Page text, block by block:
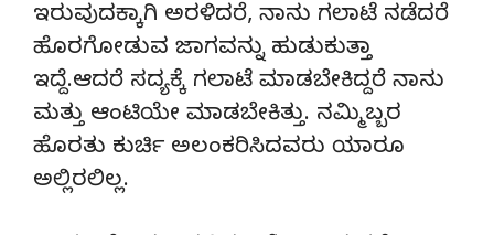
ಇರುವುದಕ್ಕಾಗಿ ಅರಳಿದರೆ, ನಾನು ಗಲಾಟೆ ನಡೆದರೆ
ಹೊರಗೋಡುವ ಜಾಗವನ್ನು ಹುಡುಕುತ್ತಾ
ಇದ್ದೆ.ಆದರೆ ಸದ್ಯಕ್ಕೆ ಗಲಾಟೆ ಮಾಡಬೇಕಿದ್ದರೆ ನಾನು
ಮತ್ತು ಆಂಟಿಯೇ ಮಾಡಬೇಕಿತ್ತು. ನಮ್ಮಿಬ್ಬರ
ಹೊರತು ಕುರ್ಚಿ ಅಲಂಕರಿಸಿದವರು ಯಾರೂ
ಅಲ್ಲಿರಲಿಲ್ಲ.